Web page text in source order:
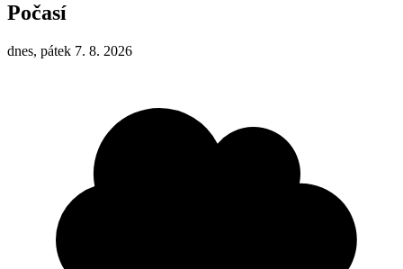
Počasí
dnes, pátek 7. 8. 2026